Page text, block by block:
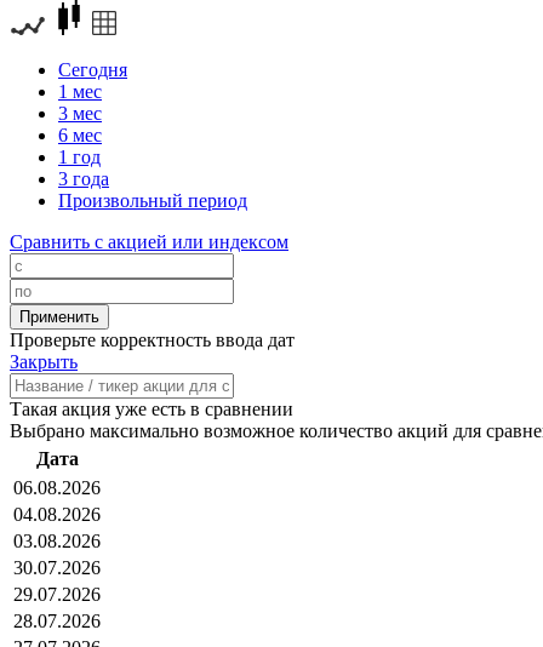
Сегодня
1 мес
3 мес
6 мес
1 год
3 года
Произвольный период
Сравнить с акцией или индексом
Проверьте корректность ввода дат
Закрыть
Такая акция уже есть в сравнении
Выбрано максимально возможное количество акций для
Дата
06.08.2026
04.08.2026
03.08.2026
30.07.2026
29.07.2026
28.07.2026